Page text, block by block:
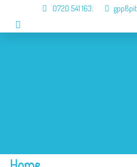
0720 541 163;